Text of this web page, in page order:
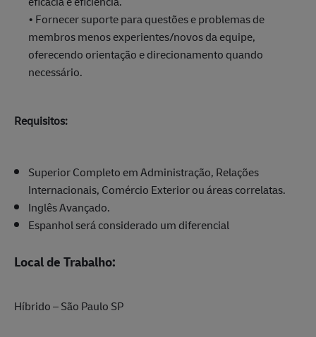
• Fornecer suporte para questões e problemas de
membros menos experientes/novos da equipe,
oferecendo orientação e direcionamento quando
necessário.
Requisitos:
Superior Completo em Administração, Relações
Internacionais, Comércio Exterior ou áreas correlatas.
Inglês Avançado.
Espanhol será considerado um diferencial
Local de Trabalho:
Híbrido – São Paulo SP